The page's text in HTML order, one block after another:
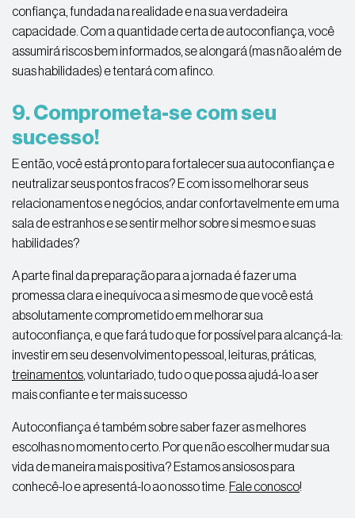
confiança, fundada na realidade e na sua verdadeira
capacidade. Com a quantidade certa de autoconfiança, você
assumirá riscos bem informados, se alongará (mas não além de
suas habilidades) e tentará com afinco.
9. Comprometa-se com seu
sucesso!
E então, você está pronto para fortalecer sua autoconfiança e
neutralizar seus pontos fracos? E com isso melhorar seus
relacionamentos e negócios, andar confortavelmente em uma
sala de estranhos e se sentir melhor sobre si mesmo e suas
habilidades?
A parte final da preparação para a jornada é fazer uma
promessa clara e inequívoca a si mesmo de que você está
absolutamente comprometido em melhorar sua
autoconfiança, e que fará tudo que for possível para alcançá-la:
investir em seu desenvolvimento pessoal, leituras, práticas,
treinamentos , voluntariado, tudo o que possa ajudá-lo a ser
mais confiante e ter mais sucesso
Autoconfiança é também sobre saber fazer as melhores
escolhas no momento certo. Por que não escolher mudar sua
vida de maneira mais positiva? Estamos ansiosos para
conhecê-lo e apresentá-lo ao nosso time. Fale conosco!